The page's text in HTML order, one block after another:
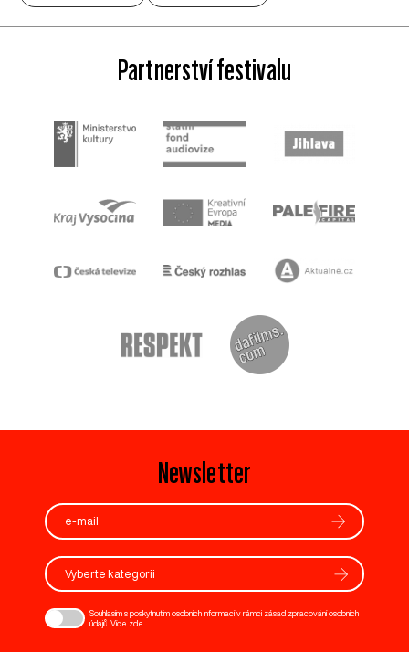
Partnerství festivalu
Newsletter
Vyberte kategorii
Souhlasím s poskytnutím osobních informací v rámci zásad zpracování osobních
údajů. Více zde